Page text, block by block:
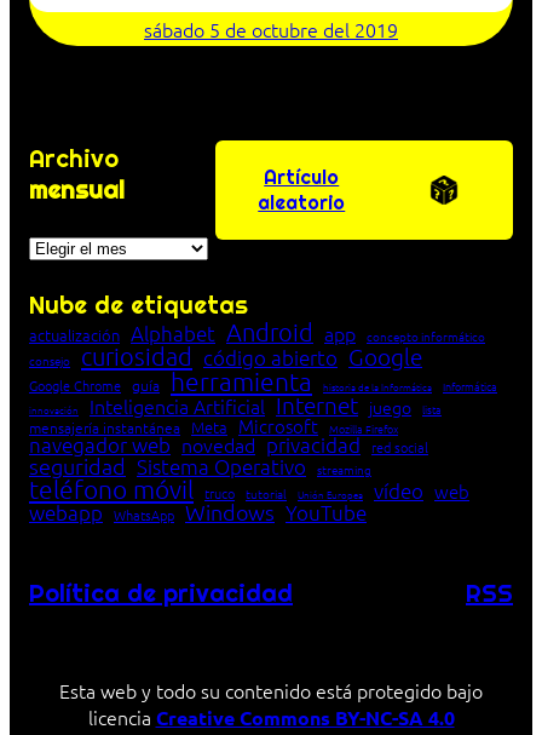
sábado 5 de octubre del 2019
Archivo
mensual
Archivos
Artículo
aleatorio
Nube de etiquetas
actualización Alphabet Android app concepto informático
consejo
curiosidad código abierto Google
Google Chrome guía herramienta historia de la Informática Informática
innovación Inteligencia Artificial Internet juego lista
mensajería instantánea Meta Microsoft Mozilla Firefox
navegador web novedad privacidad red social
seguridad Sistema Operativo streaming
teléfono móvil truco tutorial Unión Europea vídeo web
webapp WhatsApp Windows YouTube
Política de privacidad RSS
Esta web y todo su contenido está protegido bajo
licencia Creative Commons BY-NC-SA 4.0